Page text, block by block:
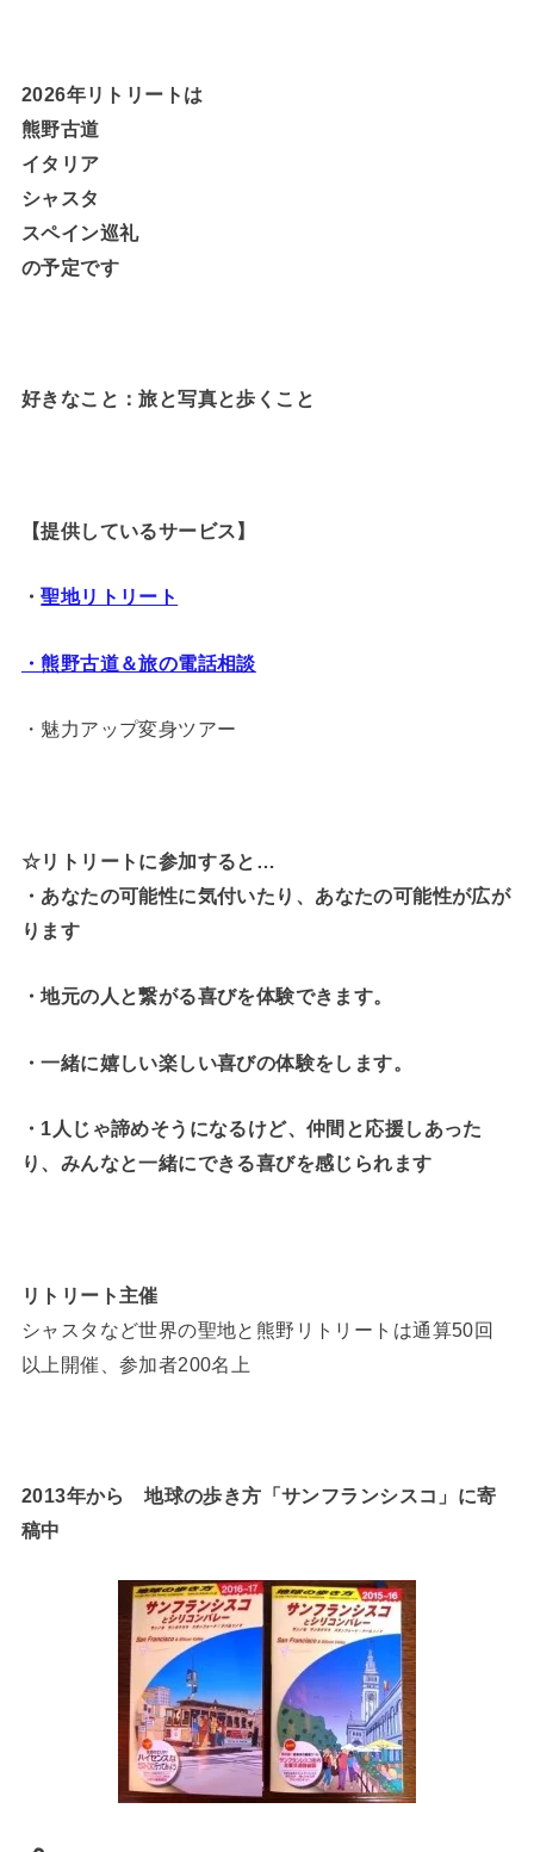
2026年リトリートは
熊野古道
イタリア
シャスタ
スペイン巡礼
の予定です
好きなこと：旅と写真と歩くこと
【提供しているサービス】
・聖地リトリート
・熊野古道＆旅の電話相談
・魅力アップ変身ツアー
☆リトリートに参加すると…
・ あなたの可能性に気付いたり、あなたの可能性が広が
ります
・地元の人と繋がる喜びを体験できます。
・一緒に嬉しい楽しい喜びの体験をします。
・1人じゃ諦めそうになるけど、仲間と応援しあった
り、みんなと一緒にできる喜びを感じられます
リトリート主催
シャスタなど世界の聖地と熊野リトリートは通算50回
以上開催、参加者200名上
2013年から 地球の歩き方「サンフランシスコ」に寄
稿中